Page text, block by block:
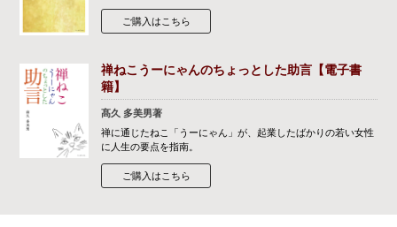
ご購入はこちら
禅ねこうーにゃんのちょっとした助言【電子書
籍】
髙久 多美男著
禅に通じたねこ「うーにゃん」が、起業したばかりの若い女性
に人生の要点を指南。
ご購入はこちら